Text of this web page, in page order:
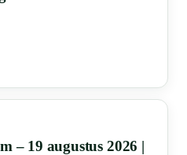
– 19 augustus 2026 |